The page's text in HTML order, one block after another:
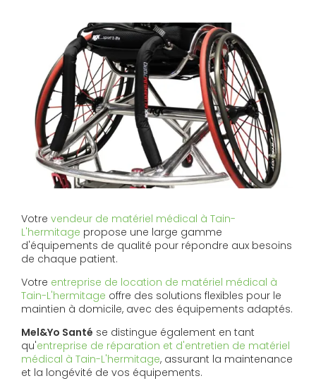
Votre vendeur de matériel médical à Tain-
L'hermitage propose une large gamme
d'équipements de qualité pour répondre aux besoins
de chaque patient.
Votre entreprise de location de matériel médical à
Tain-L'hermitage offre des solutions flexibles pour le
maintien à domicile, avec des équipements adaptés.
Mel&Yo Santé se distingue également en tant
qu'entreprise de réparation et d'entretien de matériel
médical à Tain-L'hermitage, assurant la maintenance
et la longévité de vos équipements.